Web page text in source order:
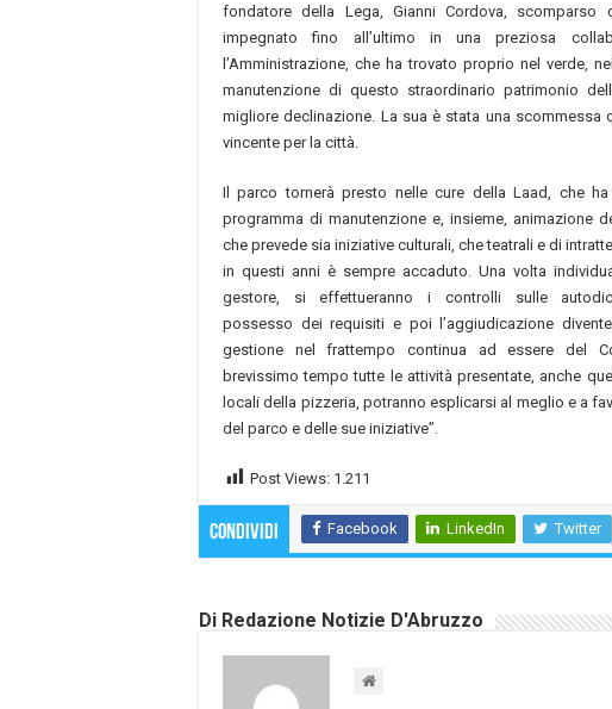
fondatore della Lega, Gianni Cordova, scomparso
impegnato fino all’ultimo in una preziosa
l’Amministrazione, che ha trovato proprio nel verde,
manutenzione di questo straordinario patrimonio
migliore declinazione. La sua è stata una scommessa
vincente per la città.
Il parco tornerà presto nelle cure della Laad, che ha
programma di manutenzione e, insieme, animazione
che prevede sia iniziative culturali, che teatrali e di
in questi anni è sempre accaduto. Una volta
gestore, si effettueranno i controlli sulle
possesso dei requisiti e poi l’aggiudicazione
gestione nel frattempo continua ad essere del
brevissimo tempo tutte le attività presentate, anche
locali della pizzeria, potranno esplicarsi al meglio e a
del parco e delle sue iniziative”.
Post Views: 1.211
Condividi Facebook LinkedIn Twitter
Di Redazione Notizie D'Abruzzo